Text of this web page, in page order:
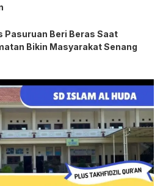
Pasuruan Beri Beras Saat
Bikin Masyarakat Senang